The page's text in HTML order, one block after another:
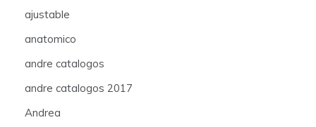
ajustable
anatomico
andre catalogos
andre catalogos 2017
Andrea